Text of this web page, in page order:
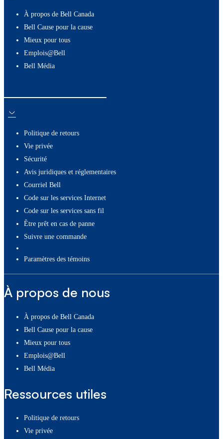
À propos de Bell Canada
Bell Cause pour la cause
Mieux pour tous
Emplois@Bell
Bell Média
Politique de retours
Vie privée
Sécurité
Avis juridiques et réglementaires
Courriel Bell
Code sur les services Internet
Code sur les services sans fil
Être prêt en cas de panne
Suivre une commande
paramètres des témoins
À propos de nous
À propos de Bell Canada
Bell Cause pour la cause
Mieux pour tous
Emplois@Bell
Bell Média
Ressources utiles
Politique de retours
Vie privée